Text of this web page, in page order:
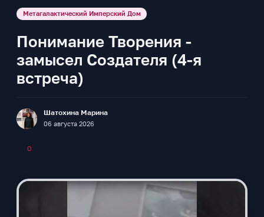
Метагалактический Имперский Дом
Понимание Творения -
замысел Создателя (4-я
встреча)
F Шатохина Марина
06 августа 2026
0